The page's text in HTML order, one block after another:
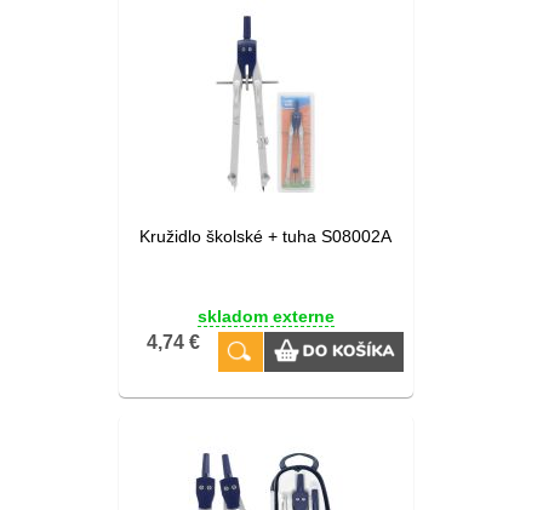
Kružidlo školské + tuha S08002A
skladom externe
4,74 €